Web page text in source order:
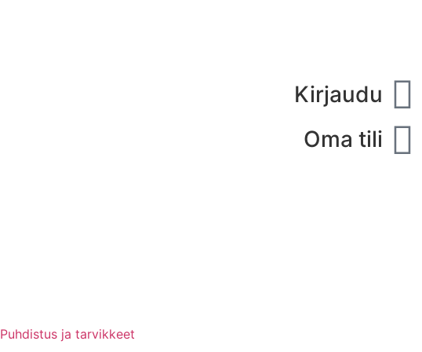
Kirjaudu
Oma tili
Puhdistus ja tarvikkeet